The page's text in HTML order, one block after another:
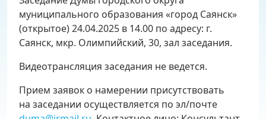
муниципального образования «город Саянск»
(открытое) 24.04.2025 в 14.00 по адресу: г.
Саянск, мкр. Олимпийский, 30, зал заседания.
Видеотрансляция заседания не ведется.
Прием заявок о намерении присутствовать
на заседании осуществляется по эл/почте